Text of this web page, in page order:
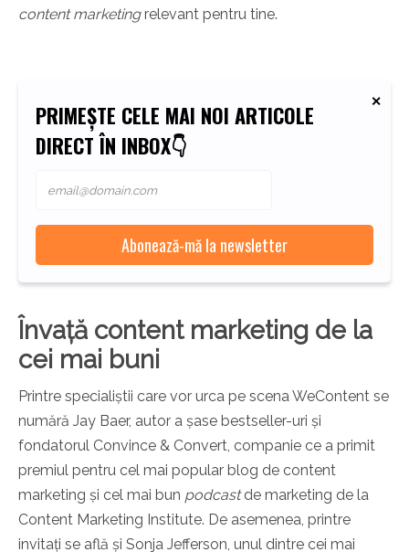
content marketingrelevant pentru tine.
PRIMEȘTE CELE MAI NOI ARTICOLE
DIRECT ÎN INBOX👇
Învață content marketing de la
cei mai buni
Printre specialiștii care vor urca pe scena WeContent se
numără Jay Baer, autor a șase bestseller-uri și
fondatorul Convince & Convert, companie ce a primit
premiul pentru cel mai popular blog de content
marketing și cel mai bun podcastde marketing de la
Content Marketing Institute. De asemenea, printre
invitați se află și Sonja Jefferson, unul dintre cei mai